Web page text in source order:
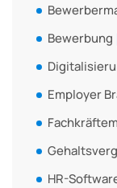
Bewerbung
Employer
HR-